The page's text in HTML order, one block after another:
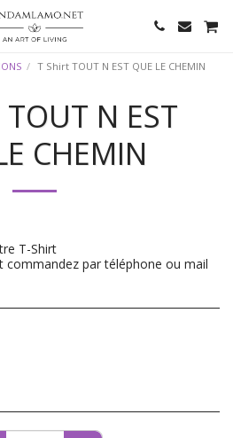
T Shirt TOUT N EST QUE LE CHEMIN
N EST
CHEMIN
T-Shirt
par téléphone ou mail